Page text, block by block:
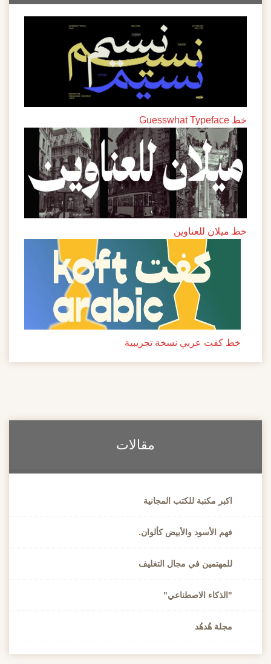
خط Guesswhat Typeface
خط ميلان للعناوين
خط كفت عربي نسخة تجريبية
مقالات
اكبر مكتبة للكتب المجانية
فهم الأسود والأبيض كألوان.
للمهتمين في مجال التغليف
"الذكاء الاصطناعي"
مجلة هُدهُد